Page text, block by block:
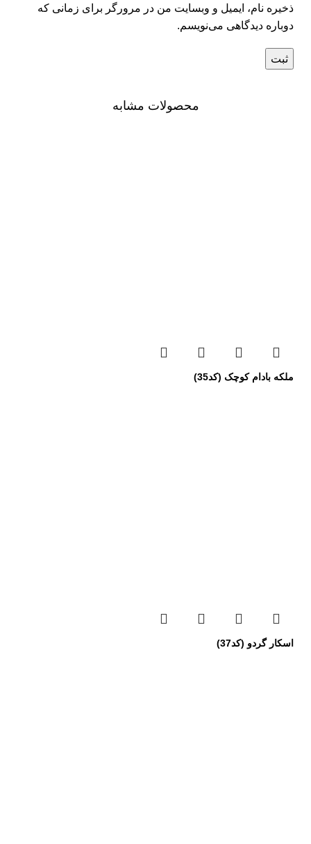
ذخیره نام، ایمیل و وبسایت من در مرورگر برای زمانی که
دوباره دیدگاهی می‌نویسم.
محصولات مشابه
ملکه بادام کوچک (کد35)
اسکار گردو (کد37)